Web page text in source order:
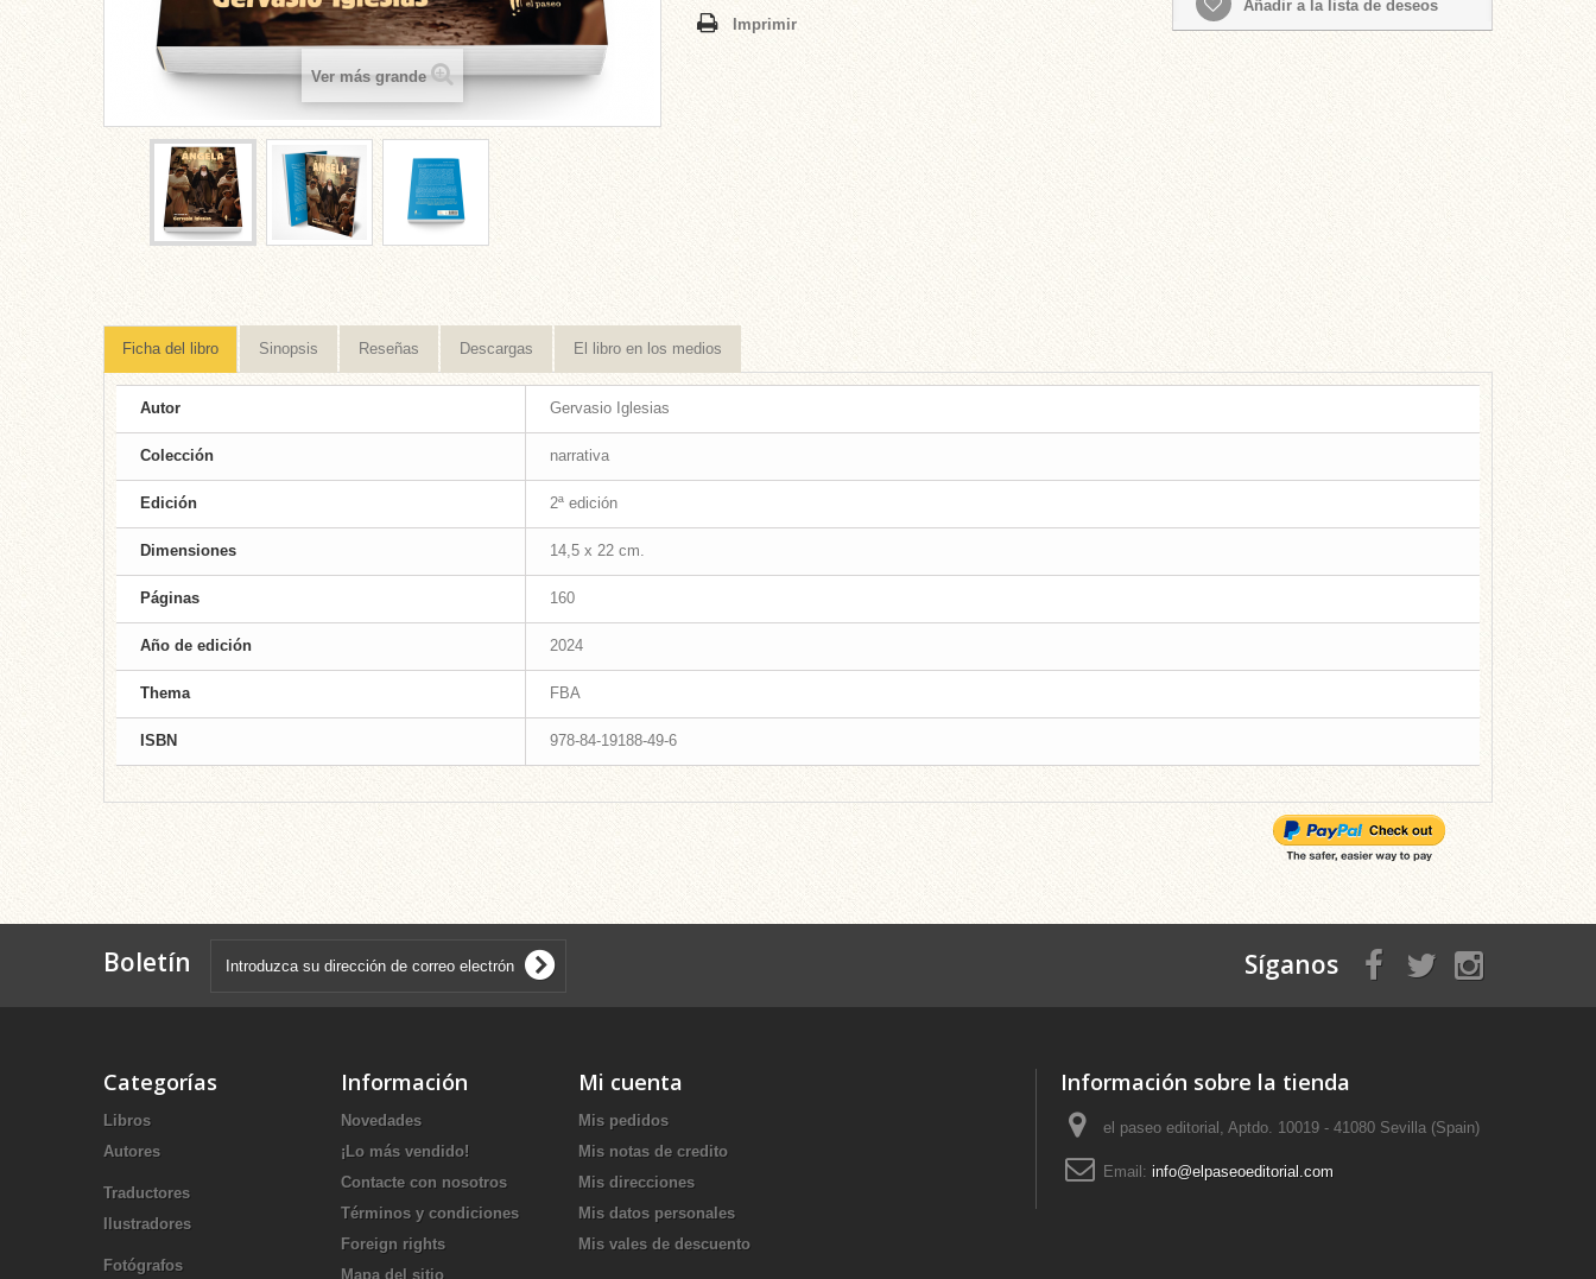
Ver más grande
Imprimir
Añadir a la lista de deseos
Ficha del libro Sinopsis Reseñas Descargas El libro en los medios
Autor Gervasio Iglesias
Colección narrativa
Edición 2ª edición
Dimensiones 14,5 x 22 cm.
Páginas 160
Año de edición 2024
Thema FBA
ISBN 978-84-19188-49-6
Boletín Síganos
Categorías
Libros
Autores
Traductores
Ilustradores
Fotógrafos
Información
Novedades
¡Lo más vendido!
Contacte con nosotros
Términos y condiciones
Foreign rights
Mapa del sitio
Mi cuenta
Mis pedidos
Mis notas de credito
Mis direcciones
Mis datos personales
Mis vales de descuento
Información sobre la tienda
el paseo editorial, Aptdo. 10019 - 41080 Sevilla (Spain)
Email: info@elpaseoeditorial.com